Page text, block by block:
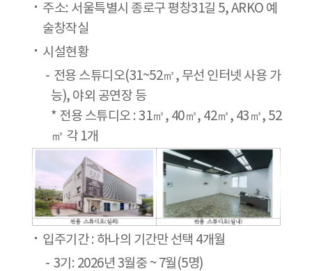
주소: 서울특별시 종로구 평창31길 5, ARKO 예
술창작실
시설현황
전용 스튜디오(31~52㎡, 무선 인터넷 사용 가
능), 야외 공연장 등
* 전용 스튜디오 : 31㎡, 40㎡, 42㎡, 43㎡, 52
㎡ 각 1개
입주기간 : 하나의 기간만 선택 4개월
3기: 2026년 3월중 ~ 7월(5명)